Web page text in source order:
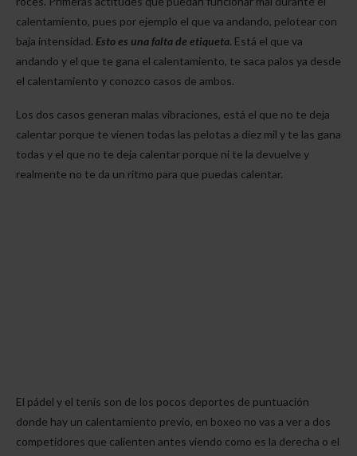
calentamiento, pues por ejemplo el que va andando, pelotear con
baja intensidad. Esto es una falta de etiqueta. Está el que va
andando y el que te gana el calentamiento, te saca palos ya desde
el calentamiento y conozco casos de ambos.
Los dos casos generan malas vibraciones, está el que no te deja
calentar porque te vienen todas las pelotas a diez mil y te las gana
todas y el que no te deja calentar porque ni te la devuelve y
realmente no te da un ritmo para que puedas calentar.
El pádel y el tenis son de los pocos deportes de puntuación
donde hay un calentamiento previo, en boxeo no vas a ver a dos
competidores que calienten antes viendo como es la derecha o el